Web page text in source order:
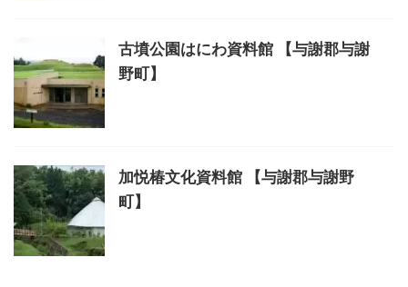
古墳公園はにわ資料館 【与謝郡与謝
野町】
加悦椿文化資料館 【与謝郡与謝野
町】